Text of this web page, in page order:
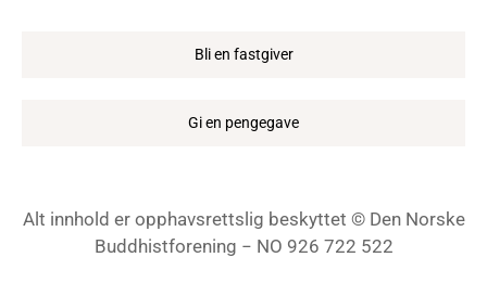
Bli en fastgiver
Gi en pengegave
Alt innhold er opphavsrettslig beskyttet © Den Norske
Buddhistforening − NO 926 722 522